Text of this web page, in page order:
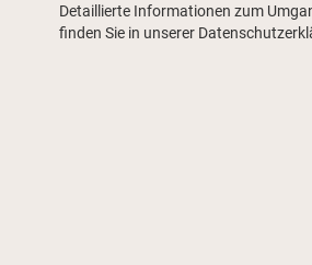
Detaillierte Informationen zum
finden Sie in unserer